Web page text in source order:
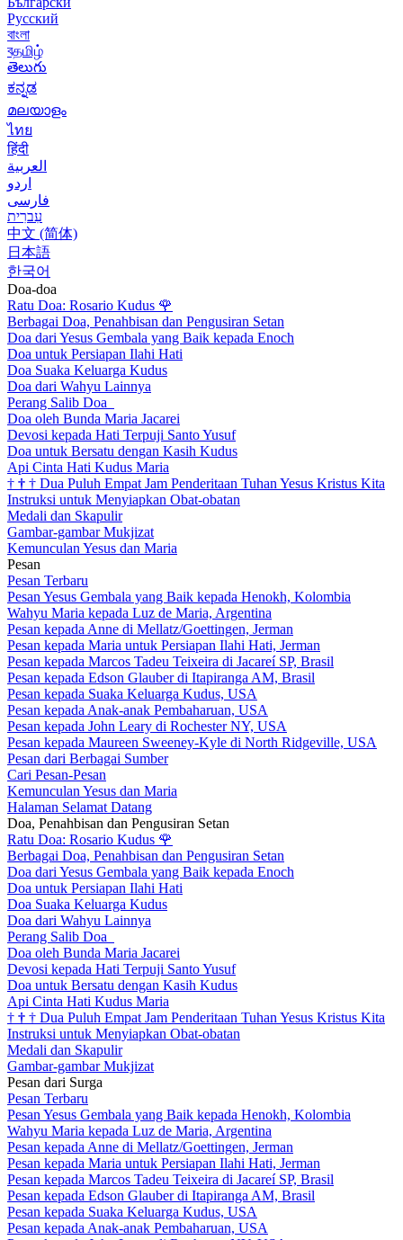
Русский
বাংলা
বதமிழ்
తెలుగు
ಕನ್ನಡ
മലയാളം
ไทย
हिंदी
العربية
اردو
فارسی
עִברִית
中文 (简体)
日本語
한국어
Doa-doa
Ratu Doa: Rosario Kudus 🌹
Berbagai Doa, Penahbisan dan Pengusiran Setan
Doa dari Yesus Gembala yang Baik kepada Enoch
Doa untuk Persiapan Ilahi Hati
Doa Suaka Keluarga Kudus
Doa dari Wahyu Lainnya
Perang Salib Doa
Doa oleh Bunda Maria Jacarei
Devosi kepada Hati Terpuji Santo Yusuf
Doa untuk Bersatu dengan Kasih Kudus
Api Cinta Hati Kudus Maria
† † † Dua Puluh Empat Jam Penderitaan Tuhan Yesus Kristus Kita
Instruksi untuk Menyiapkan Obat-obatan
Medali dan Skapulir
Gambar-gambar Mukjizat
Kemunculan Yesus dan Maria
Pesan
Pesan Terbaru
Pesan Yesus Gembala yang Baik kepada Henokh, Kolombia
Wahyu Maria kepada Luz de Maria, Argentina
Pesan kepada Anne di Mellatz/Goettingen, Jerman
Pesan kepada Maria untuk Persiapan Ilahi Hati, Jerman
Pesan kepada Marcos Tadeu Teixeira di Jacareí SP, Brasil
Pesan kepada Edson Glauber di Itapiranga AM, Brasil
Pesan kepada Suaka Keluarga Kudus, USA
Pesan kepada Anak-anak Pembaharuan, USA
Pesan kepada John Leary di Rochester NY, USA
Pesan kepada Maureen Sweeney-Kyle di North Ridgeville, USA
Pesan dari Berbagai Sumber
Cari Pesan-Pesan
Kemunculan Yesus dan Maria
Halaman Selamat Datang
Doa, Penahbisan dan Pengusiran Setan
Ratu Doa: Rosario Kudus 🌹
Berbagai Doa, Penahbisan dan Pengusiran Setan
Doa dari Yesus Gembala yang Baik kepada Enoch
Doa untuk Persiapan Ilahi Hati
Doa Suaka Keluarga Kudus
Doa dari Wahyu Lainnya
Perang Salib Doa
Doa oleh Bunda Maria Jacarei
Devosi kepada Hati Terpuji Santo Yusuf
Doa untuk Bersatu dengan Kasih Kudus
Api Cinta Hati Kudus Maria
† † † Dua Puluh Empat Jam Penderitaan Tuhan Yesus Kristus Kita
Instruksi untuk Menyiapkan Obat-obatan
Medali dan Skapulir
Gambar-gambar Mukjizat
Pesan dari Surga
Pesan Terbaru
Pesan Yesus Gembala yang Baik kepada Henokh, Kolombia
Wahyu Maria kepada Luz de Maria, Argentina
Pesan kepada Anne di Mellatz/Goettingen, Jerman
Pesan kepada Maria untuk Persiapan Ilahi Hati, Jerman
Pesan kepada Marcos Tadeu Teixeira di Jacareí SP, Brasil
Pesan kepada Edson Glauber di Itapiranga AM, Brasil
Pesan kepada Suaka Keluarga Kudus, USA
Pesan kepada Anak-anak Pembaharuan, USA